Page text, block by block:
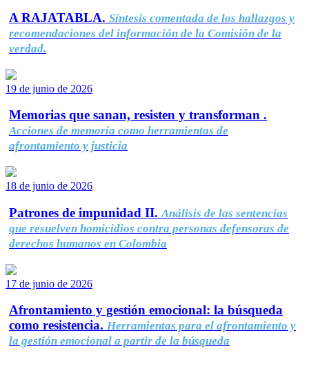
A RAJATABLA. Síntesis comentada de los hallazgos y
recomendaciones del información de la Comisión de la
verdad.
19 de junio de 2026
Memorias que sanan, resisten y transforman .
Acciones de memoria como herramientas de
afrontamiento y justicia
18 de junio de 2026
Patrones de impunidad II. Análisis de las sentencias
que resuelven homicidios contra personas defensoras de
derechos humanos en Colombia
17 de junio de 2026
Afrontamiento y gestión emocional: la búsqueda
como resistencia. Herramientas para el afrontamiento y
la gestión emocional a partir de la búsqueda